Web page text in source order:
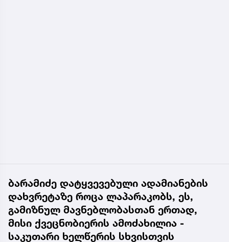
ბარამიძე დატყვევებული ადამიანების
დახვრეტაზე როცა ლაპარაკობს, ეს,
გამიზნულ მავნებლობასთან ერთად,
მისი ქვეცნობიერის ამოძახილია -
საკუთარი ხელწერის სხვისთვის